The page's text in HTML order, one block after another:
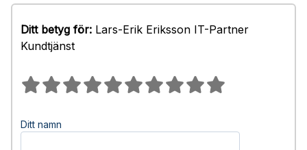
Ditt betyg för: Lars-Erik Eriksson IT-Partner
Kundtjänst
Ditt namn